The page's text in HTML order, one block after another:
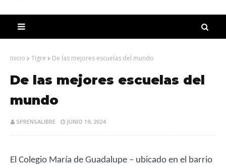
Inicio Tigre De las mejores escuelas del mundo
De las mejores escuelas del
mundo
SPRENSALIBRE JUNIO 19, 2024
El Colegio María de Guadalupe – ubicado en el barrio